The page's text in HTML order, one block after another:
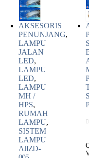
AKSESORIS
PENUNJANG
SOLAR
BRACKET
AND
MOUNTING
Pemasangan
Tenaga
Surya
Pertanian
0out of 5
Read more
Quick
View